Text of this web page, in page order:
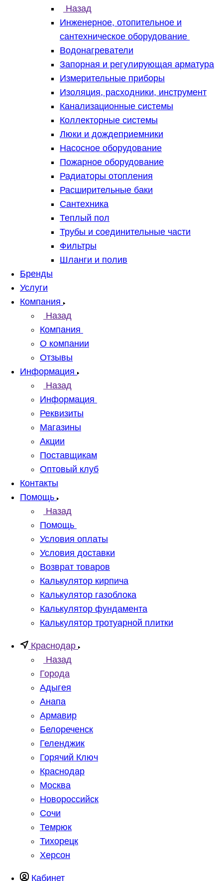
Назад
Инженерное, отопительное и
сантехническое оборудование
Водонагреватели
Запорная и регулирующая арматура
Измерительные приборы
Изоляция, расходники, инструмент
Канализационные системы
Коллекторные системы
Люки и дождеприемники
Насосное оборудование
Пожарное оборудование
Радиаторы отопления
Расширительные баки
Сантехника
Теплый пол
Трубы и соединительные части
Фильтры
Шланги и полив
Бренды
Услуги
Компания
Назад
Компания
О компании
Отзывы
Информация
Назад
Информация
Реквизиты
Магазины
Акции
Поставщикам
Оптовый клуб
Контакты
Помощь
Назад
Помощь
Условия оплаты
Условия доставки
Возврат товаров
Калькулятор кирпича
Калькулятор газоблока
Калькулятор фундамента
Калькулятор тротуарной плитки
Краснодар
Назад
Города
Адыгея
Анапа
Армавир
Белореченск
Геленджик
Горячий Ключ
Краснодар
Москва
Новороссийск
Сочи
Темрюк
Тихорецк
Херсон
Кабинет